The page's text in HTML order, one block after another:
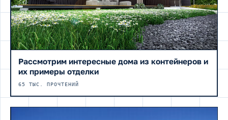
Рассмотрим интересные дома из контейнеров и
их примеры отделки
65 ТЫС. ПРОЧТЕНИЙ